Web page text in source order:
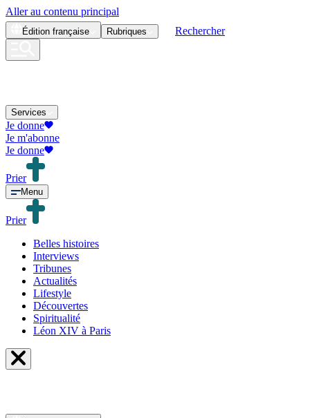
Aller au contenu principal
Édition française Rubriques Rechercher
Services
Je donne
Je m'abonne
Je donne
Prier
Menu
Prier
Belles histoires
Interviews
Tribunes
Actualités
Lifestyle
Découvertes
Spiritualité
Léon XIV à Paris